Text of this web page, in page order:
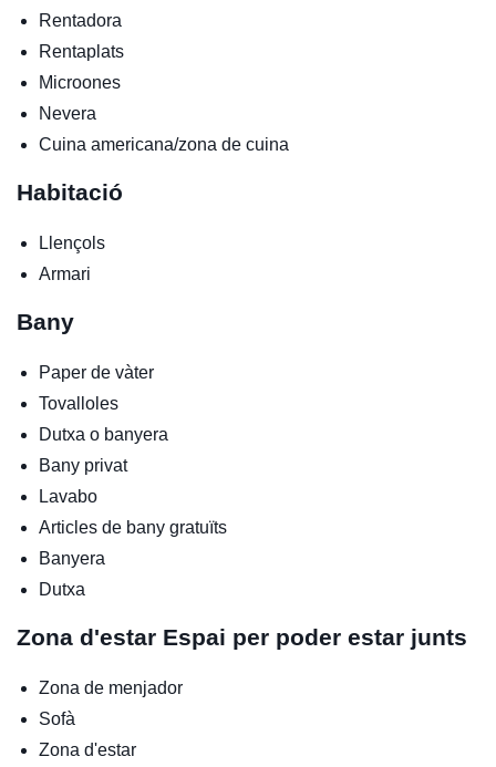
Rentadora
Rentaplats
Microones
Nevera
Cuina americana/zona de cuina
Habitació
Llençols
Armari
Bany
Paper de vàter
Tovalloles
Dutxa o banyera
Bany privat
Lavabo
Articles de bany gratuïts
Banyera
Dutxa
Zona d'estar Espai per poder estar junts
Zona de menjador
Sofà
Zona d'estar